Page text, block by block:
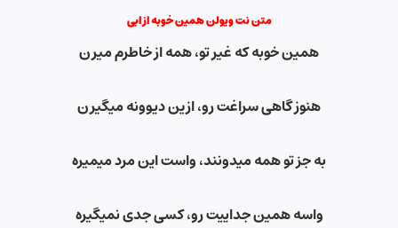
متن نت ویولن همین خوبه از ابی
همین خوبه که غیر تو،همه از خاطرم میرن
هنوز گاهی سراغت رو، ازین دیوونه میگیرن
به جز تو همه میدونند، واست این مرد میمیره
واسه همین جداییت رو، کسی جدی نمیگیره